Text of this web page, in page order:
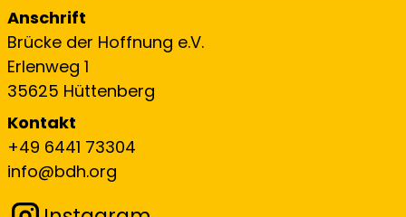
Anschrift
Brücke der Hoffnung e.V.
Erlenweg 1
35625 Hüttenberg
Kontakt
+49 6441 73304
info@bdh.org